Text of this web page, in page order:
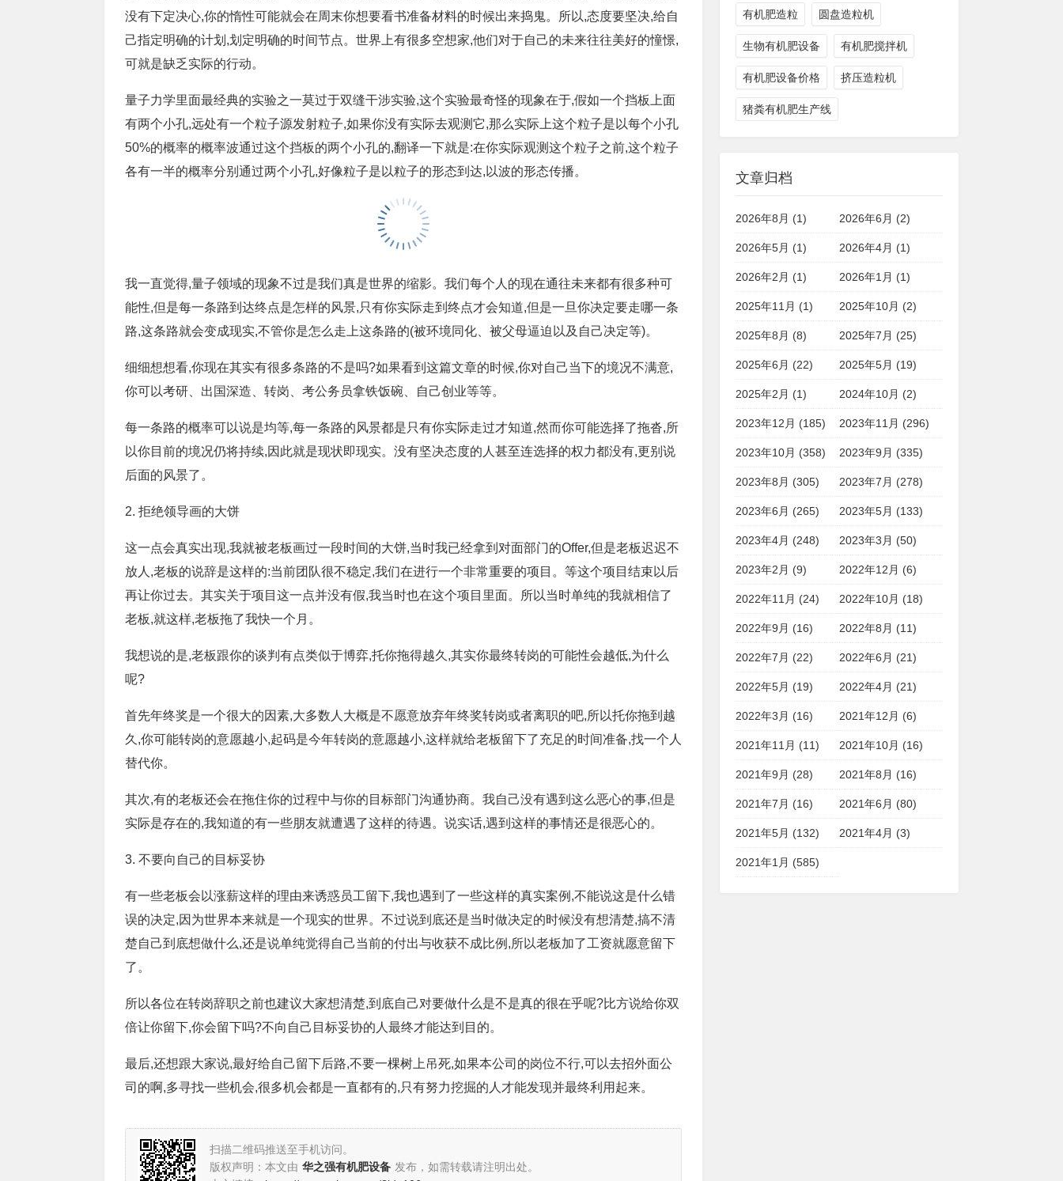
没有下定决心,你的惰性可能就会在周末你想要看书准备材料的时候出来捣鬼。所以,态度要坚决,给自
己指定明确的计划,划定明确的时间节点。世界上有很多空想家,他们对于自己的未来往往美好的憧憬,
可就是缺乏实际的行动。
量子力学里面最经典的实验之一莫过于双缝干涉实验,这个实验最奇怪的现象在于,假如一个挡板上面
有两个小孔,远处有一个粒子源发射粒子,如果你没有实际去观测它,那么实际上这个粒子是以每个小孔
50%的概率的概率波通过这个挡板的两个小孔的,翻译一下就是:在你实际观测这个粒子之前,这个粒子
各有一半的概率分别通过两个小孔,好像粒子是以粒子的形态到达,以波的形态传播。
我一直觉得,量子领域的现象不过是我们真是世界的缩影。我们每个人的现在通往未来都有很多种可
能性,但是每一条路到达终点是怎样的风景,只有你实际走到终点才会知道,但是一旦你决定要走哪一条
路,这条路就会变成现实,不管你是怎么走上这条路的(被环境同化、被父母逼迫以及自己决定等)。
细细想想看,你现在其实有很多条路的不是吗?如果看到这篇文章的时候,你对自己当下的境况不满意,
你可以考研、出国深造、转岗、考公务员拿铁饭碗、自己创业等等。
每一条路的概率可以说是均等,每一条路的风景都是只有你实际走过才知道,然而你可能选择了拖沓,所
以你目前的境况仍将持续,因此就是现状即现实。没有坚决态度的人甚至连选择的权力都没有,更别说
后面的风景了。
2. 拒绝领导画的大饼
这一点会真实出现,我就被老板画过一段时间的大饼,当时我已经拿到对面部门的Offer,但是老板迟迟不
放人,老板的说辞是这样的:当前团队很不稳定,我们在进行一个非常重要的项目。等这个项目结束以后
再让你过去。其实关于项目这一点并没有假,我当时也在这个项目里面。所以当时单纯的我就相信了
老板,就这样,老板拖了我快一个月。
我想说的是,老板跟你的谈判有点类似于博弈,托你拖得越久,其实你最终转岗的可能性会越低,为什么
呢?
首先年终奖是一个很大的因素,大多数人大概是不愿意放弃年终奖转岗或者离职的吧,所以托你拖到越
久,你可能转岗的意愿越小,起码是今年转岗的意愿越小,这样就给老板留下了充足的时间准备,找一个人
替代你。
其次,有的老板还会在拖住你的过程中与你的目标部门沟通协商。我自己没有遇到这么恶心的事,但是
实际是存在的,我知道的有一些朋友就遭遇了这样的待遇。说实话,遇到这样的事情还是很恶心的。
3. 不要向自己的目标妥协
有一些老板会以涨薪这样的理由来诱惑员工留下,我也遇到了一些这样的真实案例,不能说这是什么错
误的决定,因为世界本来就是一个现实的世界。不过说到底还是当时做决定的时候没有想清楚,搞不清
楚自己到底想做什么,还是说单纯觉得自己当前的付出与收获不成比例,所以老板加了工资就愿意留下
了。
所以各位在转岗辞职之前也建议大家想清楚,到底自己对要做什么是不是真的很在乎呢?比方说给你双
倍让你留下,你会留下吗?不向自己目标妥协的人最终才能达到目的。
最后,还想跟大家说,最好给自己留下后路,不要一棵树上吊死,如果本公司的岗位不行,可以去招外面公
司的啊,多寻找一些机会,很多机会都是一直都有的,只有努力挖掘的人才能发现并最终利用起来。
扫描二维码推送至手机访问。
版权声明：本文由 华之强有机肥设备 发布，如需转载请注明出处。
有机肥造粒 圆盘造粒机
生物有机肥设备 有机肥搅拌机
有机肥设备价格 挤压造粒机
猪粪有机肥生产线
文章归档
2026年8月 (1) 2026年6月 (2)
2026年5月 (1) 2026年4月 (1)
2026年2月 (1) 2026年1月 (1)
2025年11月 (1) 2025年10月 (2)
2025年8月 (8) 2025年7月 (25)
2025年6月 (22) 2025年5月 (19)
2025年2月 (1) 2024年10月 (2)
2023年12月 (185) 2023年11月 (296)
2023年10月 (358) 2023年9月 (335)
2023年8月 (305) 2023年7月 (278)
2023年6月 (265) 2023年5月 (133)
2023年4月 (248) 2023年3月 (50)
2023年2月 (9) 2022年12月 (6)
2022年11月 (24) 2022年10月 (18)
2022年9月 (16) 2022年8月 (11)
2022年7月 (22) 2022年6月 (21)
2022年5月 (19) 2022年4月 (21)
2022年3月 (16) 2021年12月 (6)
2021年11月 (11) 2021年10月 (16)
2021年9月 (28) 2021年8月 (16)
2021年7月 (16) 2021年6月 (80)
2021年5月 (132) 2021年4月 (3)
2021年1月 (585)